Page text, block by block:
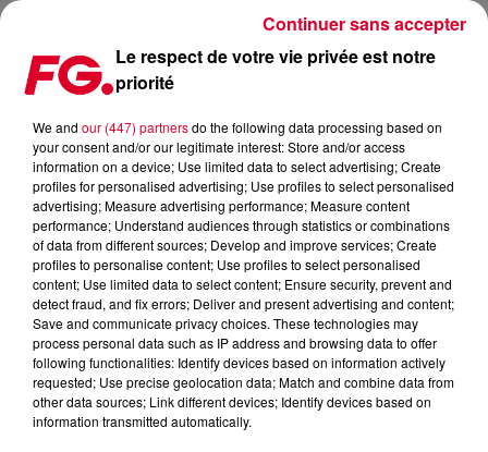
KID FRANCESCOLI INVITÉ D'ANTOINE BADUEL CE SOIR !
Publié : 26 septembre 2023 à 11h26 par Christophe
HUBERT
Le respect de votre vie privée est notre
priorité
We and our (447) partnersdo the following data processing based on
your consent and/or our legitimate interest: Store and/or access
information on a device; Use limited data to select advertising; Create
profiles for personalised advertising; Use profiles to select personalised
advertising; Measure advertising performance; Measure content
performance; Understand audiences through statistics or combinations
of data from different sources; Develop and improve services; Create
profiles to personalise content; Use profiles to select personalised
content; Use limited data to select content; Ensure security, prevent and
detect fraud, and fix errors; Deliver and present advertising and content;
Save and communicate privacy choices. These technologies may
process personal data such as IP address and browsing data to offer
following functionalities: Identify devices based on information actively
requested; Use precise geolocation data; Match and combine data from
other data sources; Link different devices; Identify devices based on
information transmitted automatically.
Continuer sans accepter